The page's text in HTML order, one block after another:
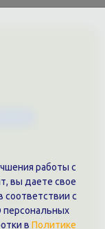
работы с
вы даете свое
соответствии с
в Политике